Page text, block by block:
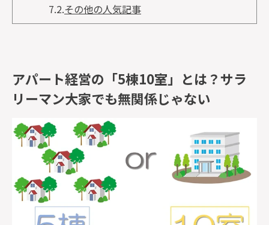
7.2.その他の人気記事
アパート経営の「5棟10室」とは？サラ
リーマン大家でも無関係じゃない